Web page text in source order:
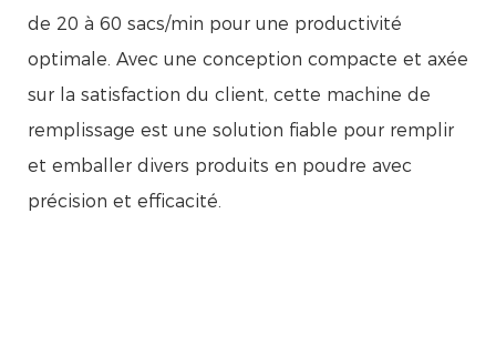
de 20 à 60 sacs/min pour une productivité
optimale. Avec une conception compacte et axée
sur la satisfaction du client, cette machine de
remplissage est une solution fiable pour remplir
et emballer divers produits en poudre avec
précision et efficacité.